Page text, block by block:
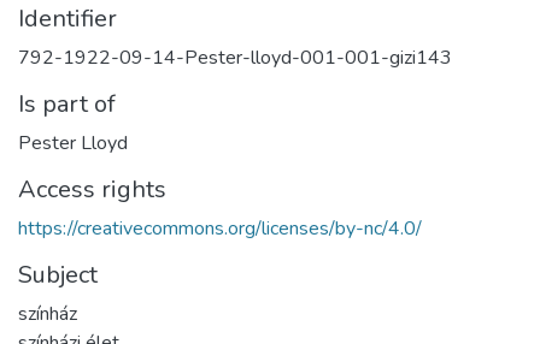
Identifier
792-1922-09-14-Pester-lloyd-001-001-gizi143
Is part of
Pester Lloyd
Access rights
https://creativecommons.org/licenses/by-nc/4.0/
Subject
színház